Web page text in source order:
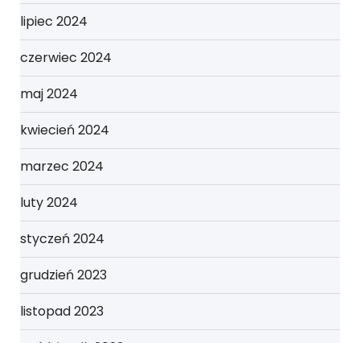
lipiec 2024
czerwiec 2024
maj 2024
kwiecień 2024
marzec 2024
luty 2024
styczeń 2024
grudzień 2023
listopad 2023